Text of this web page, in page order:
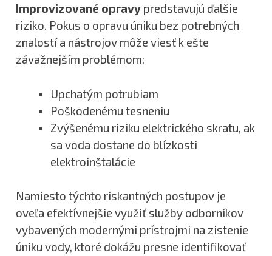
Improvizované opravy predstavujú ďalšie
riziko. Pokus o opravu úniku bez potrebných
znalostí a nástrojov môže viesť k ešte
závažnejším problémom:
Upchatým potrubiam
Poškodenému tesneniu
Zvýšenému riziku elektrického skratu, ak
sa voda dostane do blízkosti
elektroinštalácie
Namiesto týchto riskantných postupov je
oveľa efektívnejšie využiť služby odborníkov
vybavených modernými prístrojmi na zistenie
úniku vody, ktoré dokážu presne identifikovať